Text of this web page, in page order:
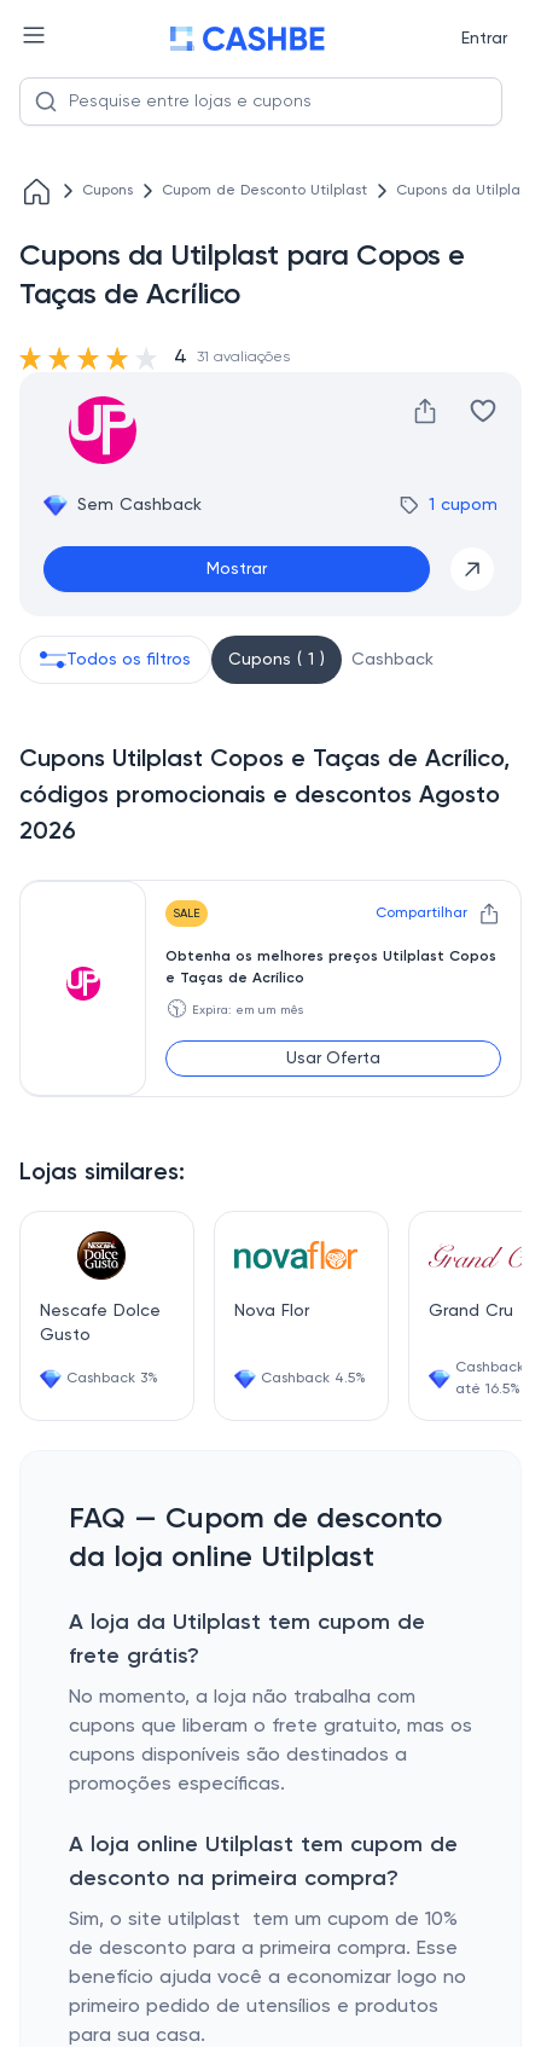
Entrar
Cupons Cupom de Desconto Utilplast Cupons da Utilplast
Cupons da Utilplast para Copos e
Taças de Acrílico
Sem Cashback 1 cupom
Mostrar
4 31 avaliações
Lojas similares:
Nescafe Dolce
Gusto
Cashback 3%
Nova Flor
Cashback 4.5%
Grand Cru
Cashback
até 16.5%
Todos os filtros Cupons ( 1 ) Cashback
Cupons Utilplast Copos e Taças de Acrílico,
códigos promocionais e descontos Agosto
2026
SALE Compartilhar
Obtenha os melhores preços Utilplast Copos
e Taças de Acrílico
🕥 Expira: em um mês
Usar Oferta
FAQ — Cupom de desconto
da loja online Utilplast
A loja da Utilplast tem cupom de
frete grátis?
No momento, a loja não trabalha com
cupons que liberam o frete gratuito, mas os
cupons disponíveis são destinados a
promoções específicas.
A loja online Utilplast tem cupom de
desconto na primeira compra?
Sim, o site utilplast tem um cupom de 10%
de desconto para a primeira compra. Esse
benefício ajuda você a economizar logo no
primeiro pedido de utensílios e produtos
para sua casa.